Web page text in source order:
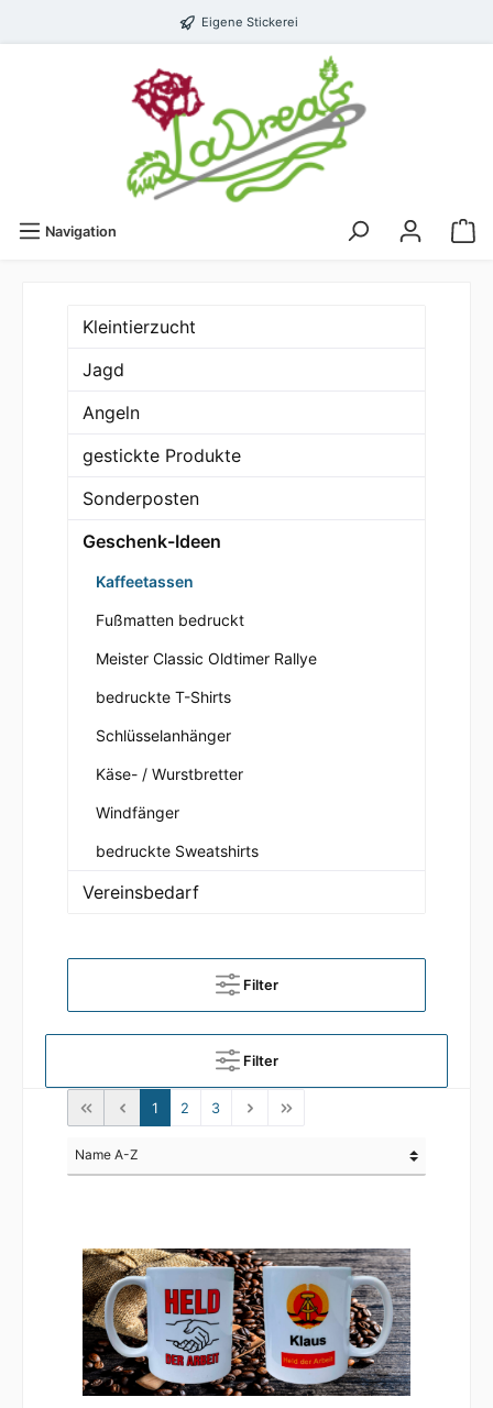
Eigene Stickerei
Navigation
Kleintierzucht
Jagd
Angeln
gestickte Produkte
Sonderposten
Geschenk-Ideen
Kaffeetassen
Fußmatten bedruckt
Meister Classic Oldtimer Rallye
bedruckte T-Shirts
Schlüsselanhänger
Käse- / Wurstbretter
Windfänger
bedruckte Sweatshirts
Vereinsbedarf
Filter
Filter
1 2 3